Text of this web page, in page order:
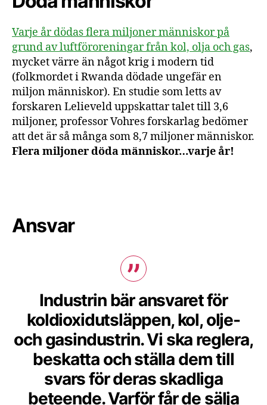
Varje år dödas flera miljoner människor på
grund av luftföroreningar från kol, olja och gas,
mycket värre än något krig i modern tid
(folkmordet i Rwanda dödade ungefär en
miljon människor). En studie som letts av
forskaren Lelieveld uppskattar talet till 3,6
miljoner, professor Vohres forskarlag bedömer
att det är så många som 8,7 miljoner människor.
Flera miljoner döda människor…varje år!
Ansvar
Industrin bär ansvaret för
koldioxidutsläppen, kol, olje-
och gasindustrin. Vi ska reglera,
beskatta och ställa dem till
svars för deras skadliga
beteende. Varför får de sälja